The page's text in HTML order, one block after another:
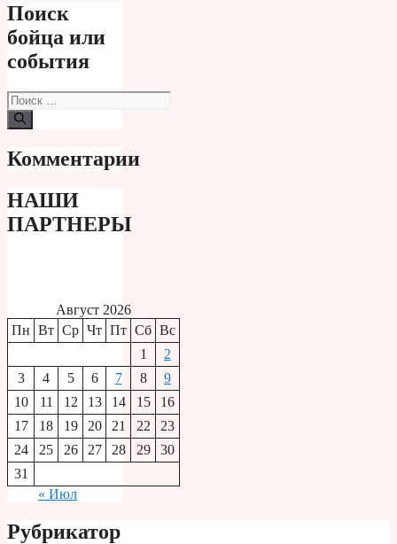
Поиск
бойца или
события
Поиск:
Комментарии
НАШИ
ПАРТНЕРЫ
Август 2026
Пн Вт Ср Чт Пт Сб Вс
1
2
3
4 5 6 7 8
9
10
11 12 13 14 15
16
17
18 19 20 21 22
23
24
25 26 27 28 29
30
31
« Июл
Рубрикатор